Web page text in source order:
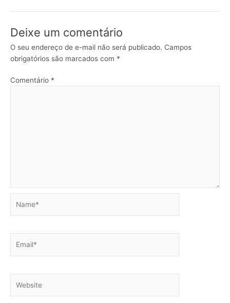
Deixe um comentário
O seu endereço de e-mail não será publicado. Campos
obrigatórios são marcados com *
Comentário *